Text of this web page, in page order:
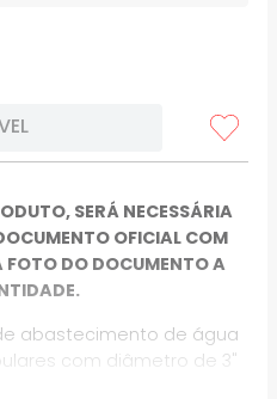
SERÁ NECESSÁRIA
OFICIAL COM
FOTO DO DOCUMENTO A
abastecimento de água
com diâmetro de 3"